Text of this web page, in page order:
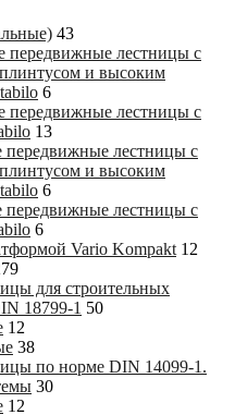
43
передвижные лестницы с
и высоким
6
передвижные лестницы с
13
передвижные лестницы с
и высоким
6
передвижные лестницы с
6
Vario Kompakt 12
для строительных
18799-1 50
12
38
по норме DIN 14099-1.
30
12